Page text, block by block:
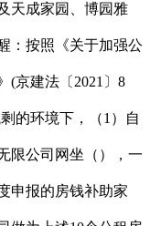
天成家园、博园雅
：按照《关于加强公
(京建法〔2021〕8
的环境下，（1）自
限公司网坐（），一
申报的房钱补助家